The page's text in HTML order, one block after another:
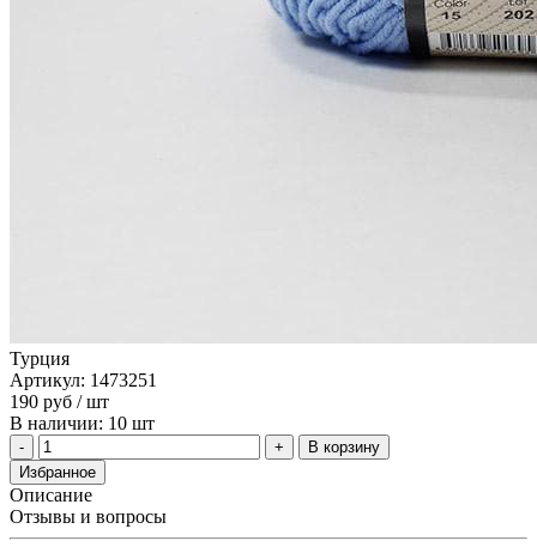
Турция
Артикул: 1473251
190 руб / шт
В наличии: 10 шт
В корзину
Избранное
Описание
Отзывы и вопросы